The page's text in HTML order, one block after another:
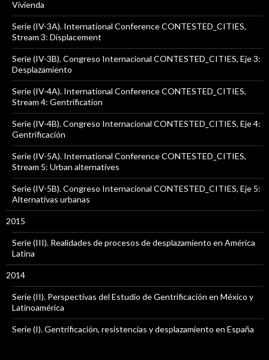
Vivienda
Serie (IV-3A). International Conference CONTESTED_CITIES,
Stream 3: Displacement
Serie (IV-3B). Congreso Internacional CONTESTED_CITIES, Eje 3:
Desplazamiento
Serie (IV-4A). International Conference CONTESTED_CITIES,
Stream 4: Gentrification
Serie (IV-4B). Congreso Internacional CONTESTED_CITIES, Eje 4:
Gentrificación
Serie (IV-5A). International Conference CONTESTED_CITIES,
Stream 5: Urban alternatives
Serie (IV-5B). Congreso Internacional CONTESTED_CITIES, Eje 5:
Alternativas urbanas
2015
Serie (III). Realidades de procesos de desplazamiento en América
Latina
2014
Serie (II). Perspectivas del Estudio de Gentrificación en México y
Latinoamérica
Serie (I). Gentrificación, resistencias y desplazamiento en España